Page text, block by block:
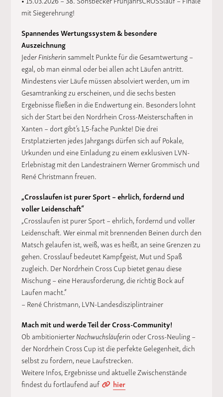
mit Siegerehrung!
Spannendes Wertungssystem & besondere
Auszeichnung
Jeder Finisherin sammelt Punkte für die Gesamtwertung –
egal, ob man einmal oder bei allen acht Läufen antritt.
Mindestens vier Läufe müssen absolviert werden, um im
Gesamtranking zu erscheinen, und die sechs besten
Ergebnisse fließen in die Endwertung ein. Besonders lohnt
sich der Start bei den Nordrhein Cross-Meisterschaften in
Xanten – dort gibt’s 1,5-fache Punkte! Die drei
Erstplatzierten jedes Jahrgangs dürfen sich auf Pokale,
Urkunden und eine Einladung zu einem exklusiven LVN-
Erlebnistag mit den Landestrainern Werner Grommisch und
René Christmann freuen.
„Crosslaufen ist purer Sport – ehrlich, fordernd und
voller Leidenschaft“
„Crosslaufen ist purer Sport – ehrlich, fordernd und voller
Leidenschaft. Wer einmal mit brennenden Beinen durch den
Matsch gelaufen ist, weiß, was es heißt, an seine Grenzen zu
gehen. Crosslauf bedeutet Kampfgeist, Mut und Spaß
zugleich. Der Nordrhein Cross Cup bietet genau diese
Mischung – eine Herausforderung, die richtig Bock auf
Laufen macht.“
– René Christmann, LVN-Landesdisziplintrainer
Mach mit und werde Teil der Cross-Community!
Ob ambitionierter Nachwuchsläuferin oder Cross-Neuling –
der Nordrhein Cross Cup ist die perfekte Gelegenheit, dich
selbst zu fordern, neue Laufstrecken.
Weitere Infos, Ergebnisse und aktuelle Zwischenstände
findest du fortlaufend auf
hier